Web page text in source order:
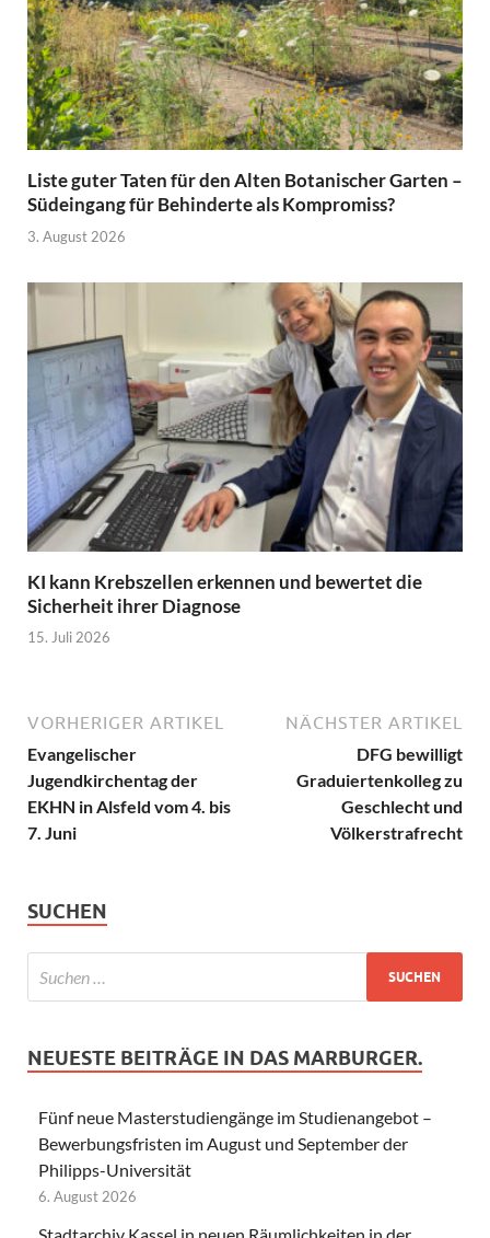
Liste guter Taten für den Alten Botanischer Garten –
Südeingang für Behinderte als Kompromiss?
3. August 2026
KI kann Krebszellen erkennen und bewertet die
Sicherheit ihrer Diagnose
15. Juli 2026
VORHERIGER ARTIKEL
Evangelischer
Jugendkirchentag der
EKHN in Alsfeld vom 4. bis
7. Juni
NÄCHSTER ARTIKEL
DFG bewilligt
Graduiertenkolleg zu
Geschlecht und
Völkerstrafrecht
SUCHEN
NEUESTE BEITRÄGE IN DAS MARBURGER.
Fünf neue Masterstudiengänge im Studienangebot –
Bewerbungsfristen im August und September der
Philipps-Universität
6. August 2026